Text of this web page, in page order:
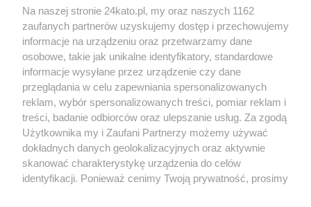
Wydawca mediów lokalnych
Nie zapomnij
zapoznać się z:
polityką prywatności regulamin korzystania z portali
Twojemiasto
Piekary Śląskie
Chorzów
Tarnowskie Góry
Skontakuj sięz nami
Kontakt
Wydawca
Redakcja
Na naszej stronie 24kato.pl, my oraz naszych 1162
zaufanych partnerów uzyskujemy dostęp i przechowujemy
informacje na urządzeniu oraz przetwarzamy dane
osobowe, takie jak unikalne identyfikatory, standardowe
informacje wysyłane przez urządzenie czy dane
przeglądania w celu zapewniania spersonalizowanych
reklam, wybór spersonalizowanych treści, pomiar reklam i
treści, badanie odbiorców oraz ulepszanie usług. Za zgodą
Użytkownika my i Zaufani Partnerzy możemy używać
dokładnych danych geolokalizacyjnych oraz aktywnie
skanować charakterystykę urządzenia do celów
identyfikacji. Ponieważ cenimy Twoją prywatność, prosimy